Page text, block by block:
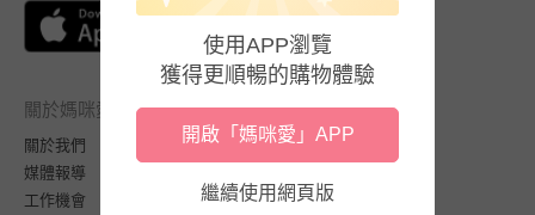
關於媽咪愛
關於我們
媒體報導
工作機會
使用APP瀏覽
獲得更順暢的購物體驗
開啟「媽咪愛」APP
繼續使用網頁版